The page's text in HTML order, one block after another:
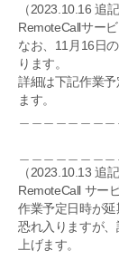
（2023.10.16 追記
RemoteCallサー
なお、11月16日
ります。
詳細は下記作業
ます。
（2023.10.13 追記
RemoteCall サー
作業予定日時が延
恐れ入りますが
上げます。